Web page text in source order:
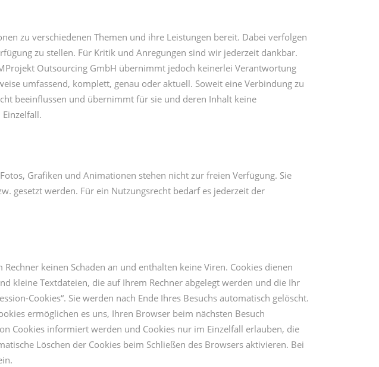
zu verschiedenen Themen und ihre Leistungen bereit. Dabei verfolgen
zu stellen. Für Kritik und Anregungen sind wir jederzeit dankbar.
Outsourcing GmbH übernimmt jedoch keinerlei Verantwortung
umfassend, komplett, genau oder aktuell. Soweit eine Verbindung zu
beeinflussen und übernimmt für sie und deren Inhalt keine
Grafiken und Animationen stehen nicht zur freien Verfügung. Sie
gesetzt werden. Für ein Nutzungsrecht bedarf es jederzeit der
keinen Schaden an und enthalten keine Viren. Cookies dienen
kleine Textdateien, die auf Ihrem Rechner abgelegt werden und die Ihr
Cookies“. Sie werden nach Ende Ihres Besuchs automatisch gelöscht.
ermöglichen es uns, Ihren Browser beim nächsten Besuch
Cookies informiert werden und Cookies nur im Einzelfall erlauben, die
Löschen der Cookies beim Schließen des Browsers aktivieren. Bei